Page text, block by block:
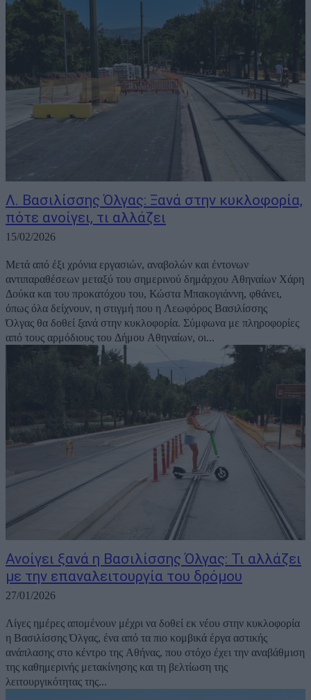
Λ. Βασιλίσσης Όλγας: Ξανά στην κυκλοφορία,
πότε ανοίγει, τι αλλάζει
15/02/2026
Μετά από έξι χρόνια εργασιών, αναβολών και έντονων
αντιπαραθέσεων μεταξύ του σημερινού δημάρχου Αθηναίων Χάρη
Δούκα και του προκατόχου του, Κώστα Μπακογιάννη, φθάνει,
όπως όλα δείχνουν, η στιγμή που η Λεωφόρος Βασιλίσσης
Όλγας θα δοθεί ξανά στην κυκλοφορία. Σύμφωνα με πληροφορίες
από τους αρμόδιους του Δήμου Αθηναίων, οι...
Ανοίγει ξανά η Βασιλίσσης Όλγας: Τι αλλάζει
με την επαναλειτουργία του δρόμου
27/01/2026
Λίγες ημέρες απομένουν μέχρι να δοθεί εκ νέου στην κυκλοφορία
η Βασιλίσσης Όλγας, ένα από τα πιο κομβικά έργα αστικής
ανάπλασης στο κέντρο της Αθήνας, που στόχο έχει την αναβάθμιση
της καθημερινής μετακίνησης και τη βελτίωση της
λειτουργικότητας της...